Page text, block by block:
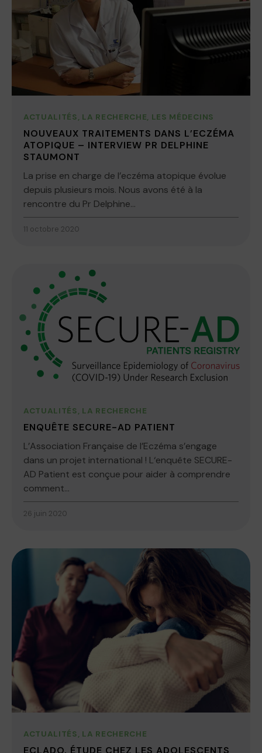
ACTUALITÉS, LA RECHERCHE, LES MÉDECINS
NOUVEAUX TRAITEMENTS DANS L’ECZÉMA
ATOPIQUE – INTERVIEW PR DELPHINE
STAUMONT
La prise en charge de l’eczéma atopique évolue
depuis plusieurs mois. Nous avons été à la
rencontre du Pr Delphine...
11 octobre 2020
ACTUALITÉS, LA RECHERCHE
ENQUÊTE SECURE-AD PATIENT
L’Association Française de l’Eczéma s’engage
dans un projet international ! L‘enquête SECURE-
AD Patient est conçue pour aider à comprendre
comment...
26 juin 2020
ACTUALITÉS, LA RECHERCHE
ECLADO, ÉTUDE CHEZ LES ADOLESCENTS